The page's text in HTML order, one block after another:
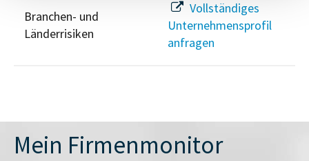
Branchen- und
Länderrisiken
Vollständiges
Unternehmensprofil
anfragen
Mein Firmenmonitor